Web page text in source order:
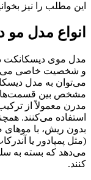
این مطلب را نیز
انواع مدل مو
مدل موی دیسکانکت
و شخصیت خاصی
می‌توان به مدل
مشخص بین قسمت‌های
مدرن معمولاً از
استفاده می‌کنند.
بدون ریش، با موهای
(مثل پمپادور یا
می‌دهد که بسته به
کنند.